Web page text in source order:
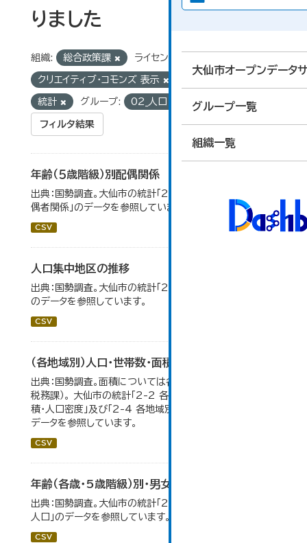
大仙市オープンデータ
グループ一覧
組織一覧
りました
組織: 総合政策課 ライセンス:
クリエイティブ・コモンズ 表示
統計 グループ: 02_人口・世帯
フィルタ結果
年齢（５歳階級）別配偶関係
出典：国勢調査。大仙市の統計「2-12 年齢（5歳階級）別配
偶者関係」のデータを参照しています。
CSV
人口集中地区の推移
出典：国勢調査。大仙市の統計「2-3 人口集中地区の推移」
のデータを参照しています。
CSV
（各地域別）人口・世帯数・面積・人口密度
出典：国勢調査。面積については各年１月１日時点（大仙市
税務課）。 大仙市の統計「2-2 各地域別人口・人口増減・面
積・人口密度」及び「2-4 各地域別人口・世帯数の推移」の
データを参照しています。
CSV
年齢（各歳・5歳階級）別・男女別人口
出典：国勢調査。大仙市の統計「2-1 年齢（各歳）別・男女別
人口」のデータを参照しています。
CSV